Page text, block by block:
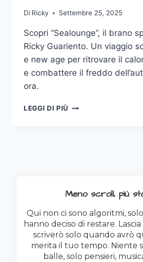
Di Ricky Settembre 25, 2025
Scopri “Sealounge”, il brano
Ricky Guariento. Un viaggio
e new age per ritrovare il
e combattere il freddo
ora.
LEGGI DI PIÙ SEALOUNGE:
Meno scroll, più
Qui non ci sono algoritmi,
hanno deciso di restare.
scriverò solo quando avrò
merita il tuo tempo. Niente
balle, solo pensieri,